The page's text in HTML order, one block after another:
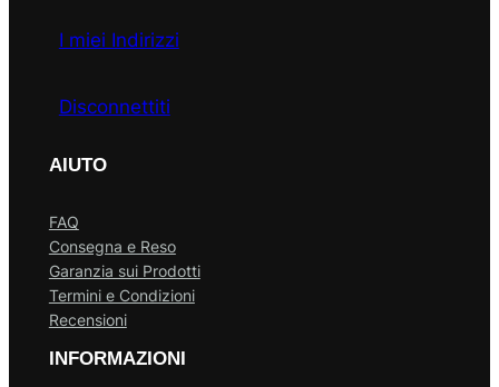
I miei Indirizzi
Disconnettiti
AIUTO
FAQ
Consegna e Reso
Garanzia sui Prodotti
Termini e Condizioni
Recensioni
INFORMAZIONI